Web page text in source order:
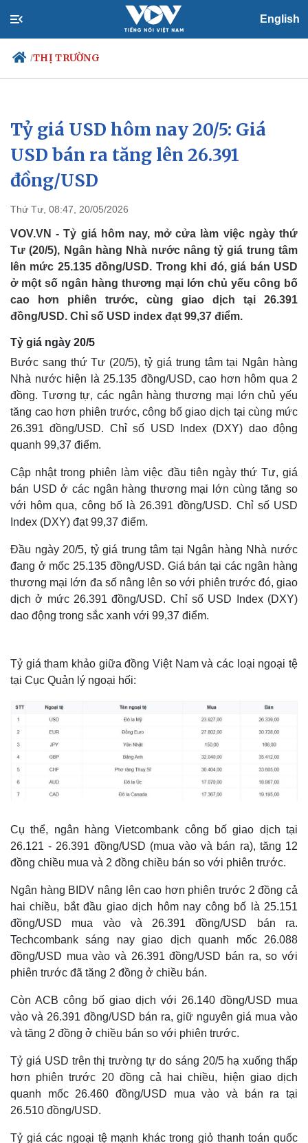
English
/THỊ TRƯỜNG
Chính trị
Đảng
Tổ chức nhân sự
Quốc hội
Nhận diện sự thật
Xã hội
Tin 24h
Dự báo thời tiết
Tỷ giá USD hôm nay 20/5: Giá
USD bán ra tăng lên 26.391
đồng/USD
Thứ Tư, 08:47, 20/05/2026
VOV.VN - Tỷ giá hôm nay, mở cửa làm việc ngày thứ
Tư (20/5), Ngân hàng Nhà nước nâng tỷ giá trung tâm
lên mức 25.135 đồng/USD. Trong khi đó, giá bán USD
ở một số ngân hàng thương mại lớn chủ yếu công bố
cao hơn phiên trước, cùng giao dịch tại 26.391
đồng/USD. Chỉ số USD index đạt 99,37 điểm.
Tỷ giá ngày 20/5
Bước sang thứ Tư (20/5), tỷ giá trung tâm tại Ngân hàng
Nhà nước hiện là 25.135 đồng/USD, cao hơn hôm qua 2
đồng. Tương tự, các ngân hàng thương mại lớn chủ yếu
tăng cao hơn phiên trước, công bố giao dịch tại cùng mức
26.391 đồng/USD. Chỉ số USD Index (DXY) dao động
quanh 99,37 điểm.
Cập nhật trong phiên làm việc đầu tiên ngày thứ Tư, giá
bán USD ở các ngân hàng thương mại lớn cùng tăng so
với hôm qua, công bố là 26.391 đồng/USD. Chỉ số USD
Index (DXY) đạt 99,37 điểm.
Đầu ngày 20/5, tỷ giá trung tâm tại Ngân hàng Nhà nước
đang ở mốc 25.135 đồng/USD. Giá bán tại các ngân hàng
thương mại lớn đa số nâng lên so với phiên trước đó, giao
dịch ở mức 26.391 đồng/USD. Chỉ số USD Index (DXY)
dao động trong sắc xanh với 99,37 điểm.
Tỷ giá tham khảo giữa đồng Việt Nam và các loại ngoại tệ
tại Cục Quản lý ngoại hối:
Cụ thể, ngân hàng Vietcombank công bố giao dịch tại
26.121 - 26.391 đồng/USD (mua vào và bán ra), tăng 12
đồng chiều mua và 2 đồng chiều bán so với phiên trước.
Ngân hàng BIDV nâng lên cao hơn phiên trước 2 đồng cả
hai chiều, bắt đầu giao dịch hôm nay công bố là 25.151
đồng/USD mua vào và 26.391 đồng/USD bán ra.
Techcombank sáng nay giao dịch quanh mốc 26.088
đồng/USD mua vào và 26.391 đồng/USD bán ra, so với
phiên trước đã tăng 2 đồng ở chiều bán.
Còn ACB công bố giao dịch với 26.140 đồng/USD mua
vào và 26.391 đồng/USD bán ra, giữ nguyên giá mua vào
và tăng 2 đồng ở chiều bán so với phiên trước.
Tỷ giá USD trên thị trường tự do sáng 20/5 hạ xuống thấp
hơn phiên trước 20 đồng cả hai chiều, hiện giao dịch
quanh mốc 26.460 đồng/USD mua vào và bán ra tại
26.510 đồng/USD.
Tỷ giá các ngoại tệ mạnh khác trong giỏ thanh toán quốc